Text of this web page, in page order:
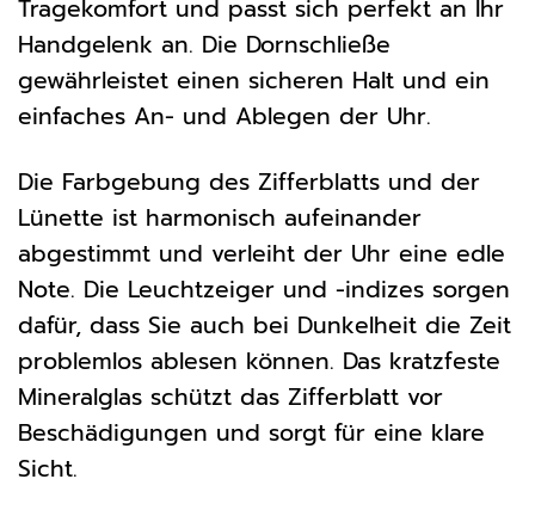
Tragekomfort und passt sich perfekt an Ihr
Handgelenk an. Die Dornschließe
gewährleistet einen sicheren Halt und ein
einfaches An- und Ablegen der Uhr.
Die Farbgebung des Zifferblatts und der
Lünette ist harmonisch aufeinander
abgestimmt und verleiht der Uhr eine edle
Note. Die Leuchtzeiger und -indizes sorgen
dafür, dass Sie auch bei Dunkelheit die Zeit
problemlos ablesen können. Das kratzfeste
Mineralglas schützt das Zifferblatt vor
Beschädigungen und sorgt für eine klare
Sicht.